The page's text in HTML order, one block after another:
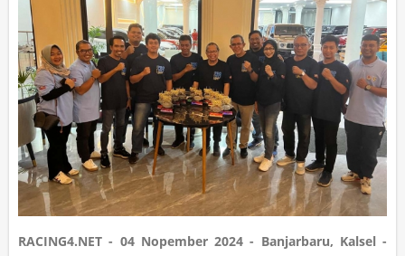
RACING4.NET - 04 Nopember 2024 - Banjarbaru, Kalsel -